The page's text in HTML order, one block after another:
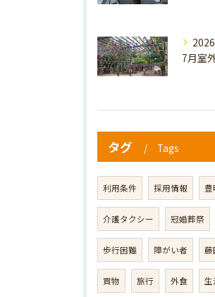
タグ Tags
利用条件 採用情報 豊
介護タクシー 冠婚葬祭
歩行困難 障がい者 藤
買物 旅行 外食 生